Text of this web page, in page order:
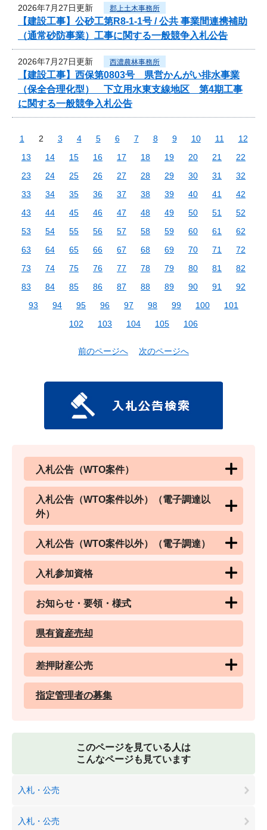
2026年7月27日更新 郡上土木事務所
【建設工事】公砂工第R8-1-1号 / 公共 事業間連携補助
（通常砂防事業）工事に関する一般競争入札公告
2026年7月27日更新 西濃農林事務所
【建設工事】西保第0803号 県営かんがい排水事業
（保全合理化型） 下立用水東支線地区 第4期工事
に関する一般競争入札公告
1 2 3 4 5 6 7 8 9 10 11
12
13
14 15 16 17 18 19 20 21
22
23
24 25 26 27 28 29 30 31
32
33
34 35 36 37 38 39 40 41
42
43
44 45 46 47 48 49 50 51
52
53
54 55 56 57 58 59 60 61
62
63
64 65 66 67 68 69 70 71
72
73
74 75 76 77 78 79 80 81
82
83
84 85 86 87 88 89 90 91
92
93
94 95 96 97 98 99 100
101
102
103 104 105 106
前のページへ 次のページへ
入札公告（WTO案件）
入札公告（WTO案件以外）（電子調達以
外）
入札公告（WTO案件以外）（電子調達）
入札参加資格
お知らせ・要領・様式
県有資産売却
差押財産公売
指定管理者の募集
このページを見ている人は
こんなページも見ています
入札・公売
入札・公売